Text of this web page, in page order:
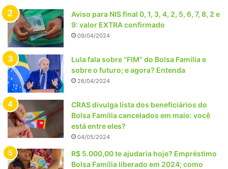
Aviso para NIS final 0, 1, 3, 4, 2, 5, 6, 7, 8, 2 e
9: valor EXTRA confirmado
09/04/2024
Lula fala sobre “FIM” do Bolsa Família e
sobre o futuro; e agora? Entenda
26/04/2024
CRAS divulga lista dos beneficiários do
Bolsa Família cancelados em maio: você
está entre eles?
04/05/2024
R$ 5.000,00 te ajudaria hoje? Empréstimo
Bolsa Família liberado em 2024; como